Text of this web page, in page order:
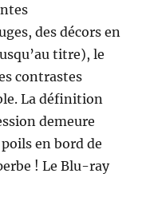
des décors en
titre), le
contrastes
La définition
demeure
en bord de
! Le Blu-ray